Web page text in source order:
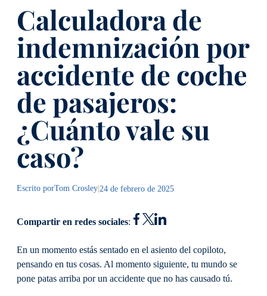
Calculadora de
indemnización por
accidente de coche
de pasajeros:
¿Cuánto vale su
caso?
Escrito porTom Crosley|24 de febrero de 2025
Compartir en redes sociales:
En un momento estás sentado en el asiento del copiloto,
pensando en tus cosas. Al momento siguiente, tu mundo se
pone patas arriba por un accidente que no has causado tú.